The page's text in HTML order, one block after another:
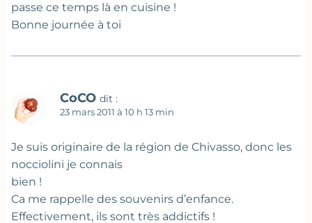
passe ce temps là en cuisine !
Bonne journée à toi
CoCO dit :
23 mars 2011 à 10 h 13 min
Je suis originaire de la région de Chivasso, donc les
nocciolini je connais
bien !
Ca me rappelle des souvenirs d’enfance.
Effectivement, ils sont très addictifs !